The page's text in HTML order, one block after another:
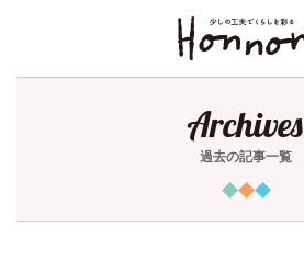
Archives
過去の記事一覧